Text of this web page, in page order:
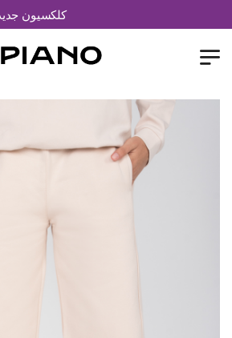
کلکسیون